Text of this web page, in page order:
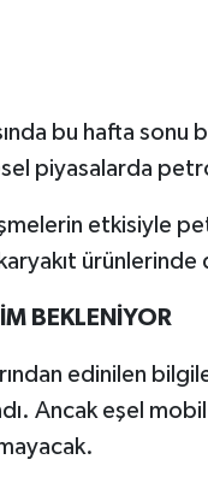
bu hafta sonu
piyasalarda
etkisiyle
BEKLENİYOR
edinilen
Ancak eşel